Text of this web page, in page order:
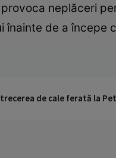
neplăceri
înainte de a începe
de cale ferată la